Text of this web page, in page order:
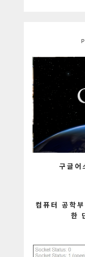
구글어
컴퓨터 공학
한